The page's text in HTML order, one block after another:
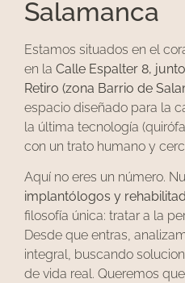
Salamanca
Estamos situados en el
en la Calle Espalter 8,
Retiro (zona Barrio de
espacio diseñado para la
la última tecnología
con un trato humano y
Aquí no eres un número.
implantólogos y
filosofía única: tratar a la
Desde que entras,
integral, buscando
de vida real. Queremos